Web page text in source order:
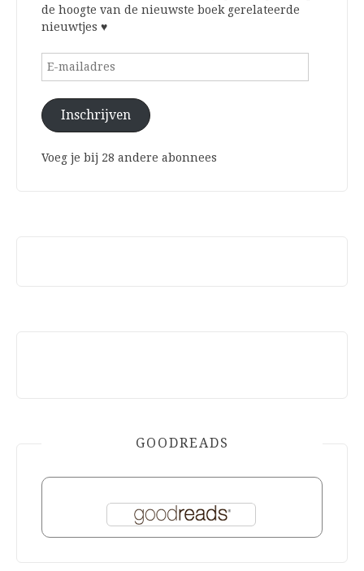
de hoogte van de nieuwste boek gerelateerde
nieuwtjes ♥
E-
Inschrijven
Voeg je bij 28 andere abonnees
GOODREADS